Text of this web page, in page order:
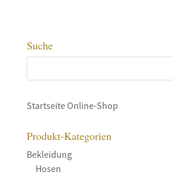
Suche
Startseite Online-Shop
Produkt-Kategorien
Bekleidung
Hosen